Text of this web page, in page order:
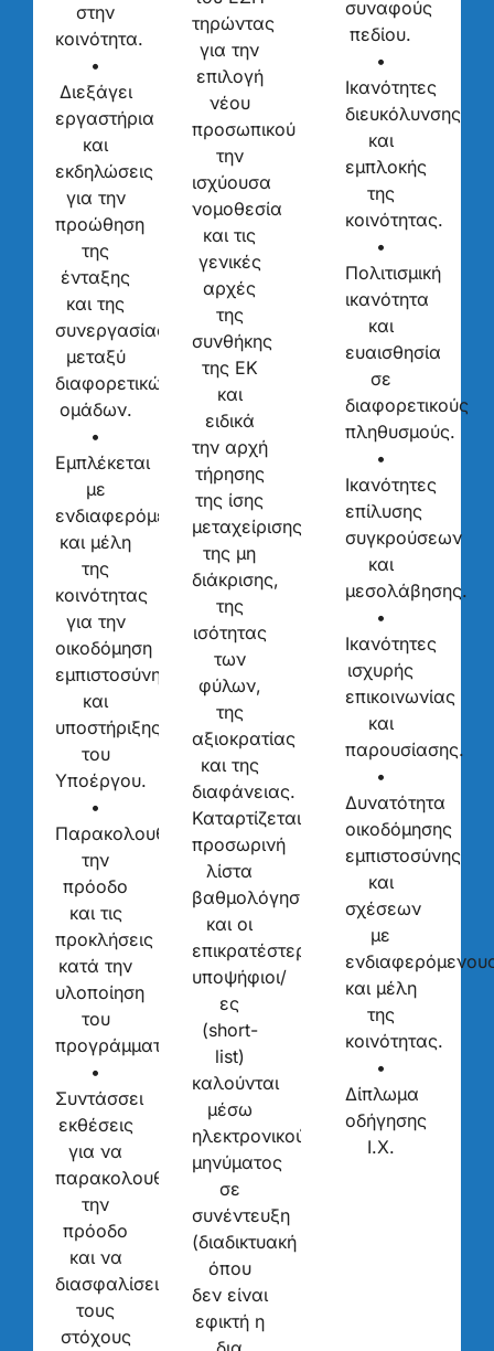
στην
κοινότητα.
•
Διεξάγει
εργαστήρια
και
εκδηλώσεις
για την
προώθηση
της
ένταξης
και της
συνεργασίας
μεταξύ
διαφορετικών
ομάδων.
•
Εμπλέκεται
με
ενδιαφερόμενους
και μέλη
της
κοινότητας
για την
οικοδόμηση
εμπιστοσύνης
και
υποστήριξης
του
Υποέργου.
•
Παρακολουθεί
την
πρόοδο
και τις
προκλήσεις
κατά την
υλοποίηση
του
προγράμματος.
•
Συντάσσει
εκθέσεις
για να
παρακολουθεί
την
πρόοδο
και να
διασφαλίσει
τους
στόχους
τηρώντας
για την
επιλογή
νέου
προσωπικού
την
ισχύουσα
νομοθεσία
και τις
γενικές
αρχές
της
συνθήκης
της ΕΚ
και
ειδικά
την αρχή
τήρησης
της ίσης
μεταχείρισης,
της μη
διάκρισης,
της
ισότητας
των
φύλων,
της
αξιοκρατίας
και της
διαφάνειας.
Καταρτίζεται
προσωρινή
λίστα
βαθμολόγησης
και οι
επικρατέστεροι
υποψήφιοι/
ες
(short-
list)
καλούνται
μέσω
ηλεκτρονικού
μηνύματος
σε
συνέντευξη
(διαδικτυακή
όπου
δεν είναι
εφικτή η
συναφούς
πεδίου.
•
Ικανότητες
διευκόλυνσης
και
εμπλοκής
της
κοινότητας.
•
Πολιτισμική
ικανότητα
και
ευαισθησία
σε
διαφορετικούς
πληθυσμούς.
•
Ικανότητες
επίλυσης
συγκρούσεων
και
μεσολάβησης.
•
Ικανότητες
ισχυρής
επικοινωνίας
και
παρουσίασης.
•
Δυνατότητα
οικοδόμησης
εμπιστοσύνης
και
σχέσεων
με
και μέλη
της
κοινότητας.
•
Δίπλωμα
οδήγησης
Ι.Χ.